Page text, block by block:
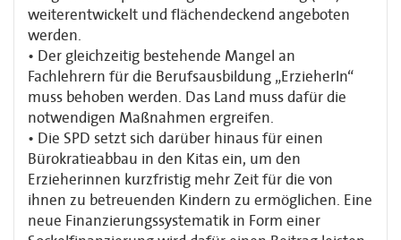
weiterentwickelt und flächendeckend angeboten
werden.
• Der gleichzeitig bestehende Mangel an
Fachlehrern für die Berufsausbildung „ErzieherIn“
muss behoben werden. Das Land muss dafür die
notwendigen Maßnahmen ergreifen.
• Die SPD setzt sich darüber hinaus für einen
Bürokratieabbau in den Kitas ein, um den
Erzieherinnen kurzfristig mehr Zeit für die von
ihnen zu betreuenden Kindern zu ermöglichen. Eine
neue Finanzierungssystematik in Form einer